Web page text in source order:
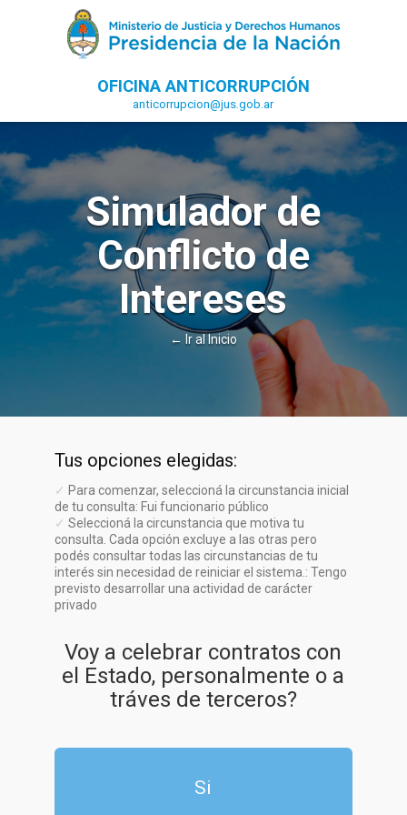
OFICINA ANTICORRUPCIÓN
anticorrupcion@jus.gob.ar
Simulador de
Conflicto de
Intereses
← Ir al Inicio
Tus opciones elegidas:
✓ Para comenzar, seleccioná la circunstancia inicial
de tu consulta: Fui funcionario público
✓ Seleccioná la circunstancia que motiva tu
consulta. Cada opción excluye a las otras pero
podés consultar todas las circunstancias de tu
interés sin necesidad de reiniciar el sistema.: Tengo
previsto desarrollar una actividad de carácter
privado
Voy a celebrar contratos con
el Estado, personalmente o a
tráves de terceros?
Si